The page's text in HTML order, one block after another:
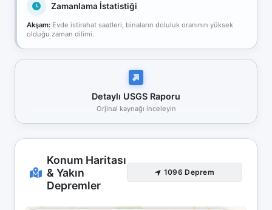
Zamanlama İstatistiği
Akşam: Evde istirahat saatleri, binaların doluluk oranının yüksek
olduğu zaman dilimi.
Detaylı USGS Raporu
Orjinal kaynağı inceleyin
Konum Haritası
& Yakın
Depremler
1096 Deprem